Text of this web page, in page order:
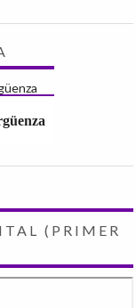
(PRIMER